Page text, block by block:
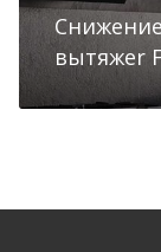
вытяжеr